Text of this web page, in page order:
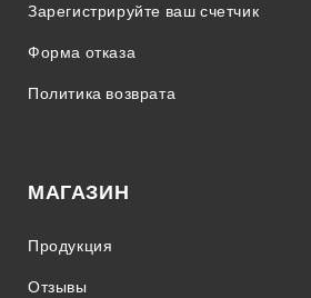
Зарегистрируйте ваш счетчик
Форма отказа
Политика возврата
МАГАЗИН
Продукция
Отзывы